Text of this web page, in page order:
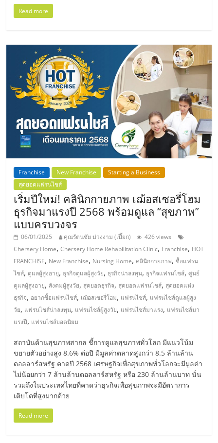
Read more
Franchise New Franchise
Starting a Business
สุดยอดแฟรนไชส์
เริ่มปีใหม่! คลินิกกายภาพ เฌ้อสเซอรี่โฮม
ธุรกิจมาแรงปี 2568 พร้อมดูแล “สุขภาพ”
แบบครบวงจร
06/01/2025 คุณรัตนชัย ม่วงงาม (เปี๊ยก)
426 views
Chersery Home,Chersery Home Rehabilitation Clinic, Franchise, HOT
FRANCHISE, New Franchise, Nursing Home, คลินิกกายภาพ,ซื้อแฟรน
ไชส์, ดูแลผู้สูงอายุ, ธุรกิจดูแลผู้สูงวัย, ธุรกิจน่าลงทุน, ธุรกิจแฟรนไชส์,ศูนย์
ดูแลผู้สูงอายุ, สังคมผู้สูงวัย, สุดยอดธุรกิจ, สุดยอดแฟรนไชส์, สุดยอดแห่ง
ธุรกิจ, อยากซื้อแฟรนไชส์, เฌ้อสเซอรี่โฮม, แฟรนไชส์, แฟรนไชส์ดูแลผู้สูง
วัย, แฟรนไชส์น่าลงทุน, แฟรนไชส์ผู้สูงวัย, แฟรนไชส์มาแรง, แฟรนไชส์มา
แรงปี, แฟรนไชส์ยอดนิยม
สถาบันด้านสุขภาพสากล ชี้การดูแลสุขภาพทั่วโลก มีแนวโน้ม
ขยายตัวอย่างสูง 8.6% ต่อปี มีมูลค่าตลาดสูงกว่า 8.5 ล้านล้าน
ดอลลาร์สหรัฐ คาดปี 2568 เศรษฐกิจเพื่อสุขภาพทั่วโลกจะมีมูลค่า
ไม่น้อยกว่า 7 ล้านล้านดอลลาร์สหรัฐ หรือ 230 ล้านล้านบาท นั่น
รวมถึงในประเทศไทยที่คาดว่าธุรกิจเพื่อสุขภาพจะมีอัตราการ
เติบโตที่สูงมากด้วย
Read more